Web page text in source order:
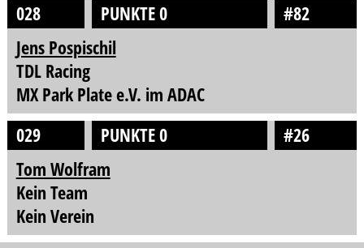
028
PUNKTE 0
#82
Jens Pospischil
TDL Racing
MX Park Plate e.V. im ADAC
029
PUNKTE 0
#26
Tom Wolfram
Kein Team
Kein Verein